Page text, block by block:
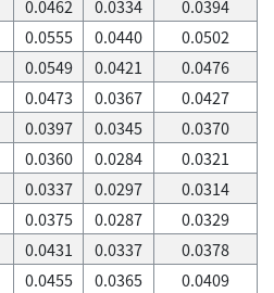
0.0462 0.0334
0.0394
0.0555 0.0440
0.0502
0.0549 0.0421
0.0476
0.0473 0.0367
0.0427
0.0397 0.0345
0.0370
0.0360 0.0284
0.0321
0.0337 0.0297
0.0314
0.0375 0.0287
0.0329
0.0431 0.0337
0.0378
0.0455 0.0365
0.0409